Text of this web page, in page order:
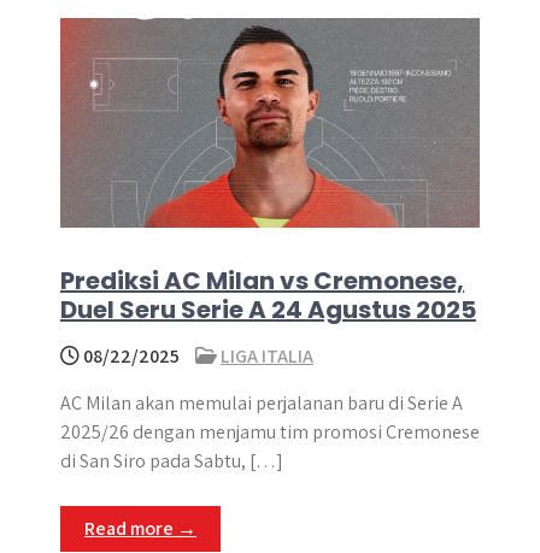
Prediksi AC Milan vs Cremonese,
Duel Seru Serie A 24 Agustus 2025
08/22/2025
LIGA ITALIA
AC Milan akan memulai perjalanan baru di Serie A
2025/26 dengan menjamu tim promosi Cremonese
di San Siro pada Sabtu, […]
Read more →